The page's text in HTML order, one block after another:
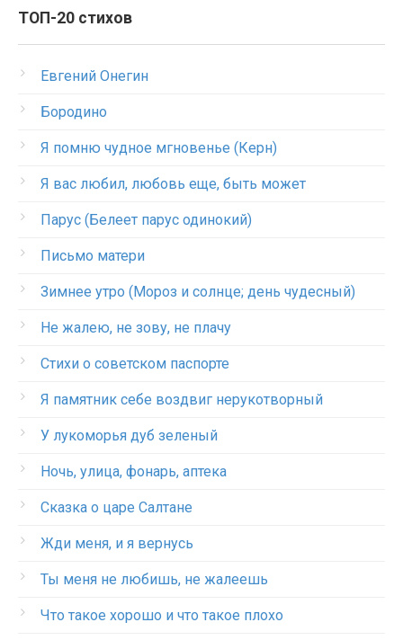
ТОП-20 стихов
Евгений Онегин
Бородино
Я помню чудное мгновенье (Керн)
Я вас любил, любовь еще, быть может
Парус (Белеет парус одинокий)
Письмо матери
Зимнее утро (Мороз и солнце; день чудесный)
Не жалею, не зову, не плачу
Стихи о советском паспорте
Я памятник себе воздвиг нерукотворный
У лукоморья дуб зеленый
Ночь, улица, фонарь, аптека
Сказка о царе Салтане
Жди меня, и я вернусь
Ты меня не любишь, не жалеешь
Что такое хорошо и что такое плохо